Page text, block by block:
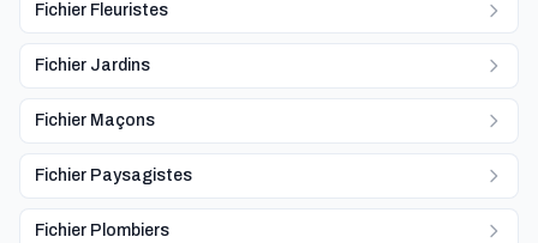
Fichier Fleuristes
Fichier Jardins
Fichier Maçons
Fichier Paysagistes
Fichier Plombiers